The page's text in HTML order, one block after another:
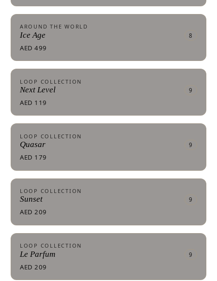
AROUND THE WORLD
Ice Age 8
AED 499
LOOP COLLECTION
Next Level 9
AED 119
LOOP COLLECTION
Quasar 9
AED 179
LOOP COLLECTION
Sunset 9
AED 209
LOOP COLLECTION
Le Parfum 9
AED 209